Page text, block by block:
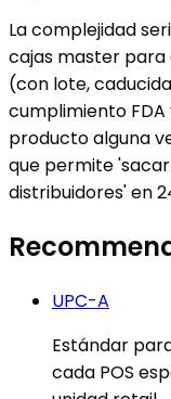
La complejidad
cajas master para
(con lote,
cumplimiento FDA
producto alguna
que permite
distribuidores' en
UPC-A
Estándar
cada POS